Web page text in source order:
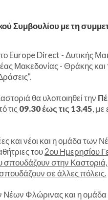
Συμβουλίου με τη
Direct - Δυτικής
Μακεδονίας - Θράκης και
θα υλοποιηθεί την
τις 09.30 έως τις 13.45, με
και νέοι και η ομάδα των
του2ου Ημερησίου
σπουδάζουν στην
σε άλλες πόλεις.
Φλώρινας και η ομάδα